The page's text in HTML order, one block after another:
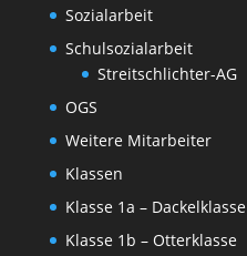
Sozialarbeit
Schulsozialarbeit
Streitschlichter-AG
OGS
Weitere Mitarbeiter
Klassen
Klasse 1a – Dackelklasse
Klasse 1b – Otterklasse